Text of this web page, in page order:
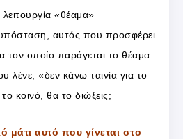
«θέαμα»
υπόσταση, αυτός που προσφέρει
τον οποίο παράγεται το θέαμα.
λένε, «δεν κάνω ταινία για το
κοινό, θα το διώξεις;
μάτι αυτό που γίνεται στο